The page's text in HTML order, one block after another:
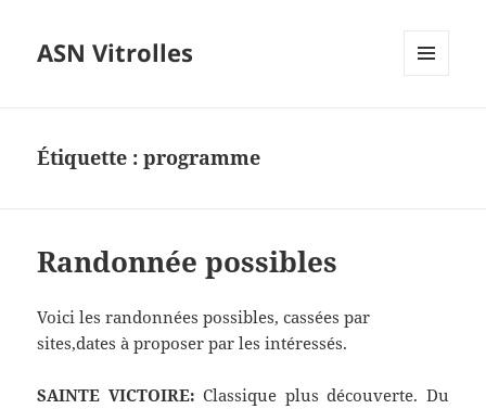
ASN Vitrolles
Étiquette :programme
Randonnée possibles
Voici les randonnées possibles, cassées par
sites,dates à proposer par les intéressés.
SAINTE VICTOIRE:Classique plus découverte. Du